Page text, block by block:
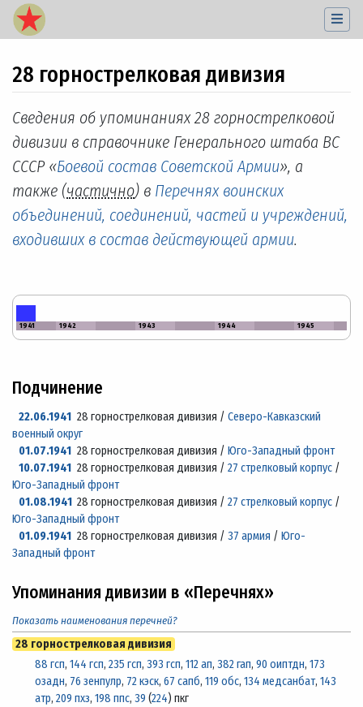
28 горнострелковая дивизия
Перейти к:навигация,поиск
Сведения об упоминаниях 28 горнострелковой
дивизии в справочнике Генерального штаба ВС
СССР «Боевой состав Советской Армии», а
также (частично) в Перечнях воинских
объединений, соединений, частей и учреждений,
входивших в состав действующей армии.
1941 1942 1943 1944 1945
Подчинение
22.06.194128 горнострелковая дивизия /Северо-Кавказский
военный округ
01.07.194128 горнострелковая дивизия /Юго-Западный фронт
10.07.194128 горнострелковая дивизия /27 стрелковый корпус /
Юго-Западный фронт
01.08.194128 горнострелковая дивизия /27 стрелковый корпус /
Юго-Западный фронт
01.09.194128 горнострелковая дивизия /37 армия /Юго-
Западный фронт
Упоминания дивизии в «Перечнях»
Показать наименования перечней?
28 горнострелковая дивизия
88 гсп, 144 гсп, 235 гсп, 393 гсп, 112 ап, 382 гап, 90 оиптдн, 173
озадн, 76 зенпулр, 72 кэск, 67 сапб, 119 обс, 134 медсанбат, 143
атр, 209 пхз, 198 ппс, 39 (224) пкг